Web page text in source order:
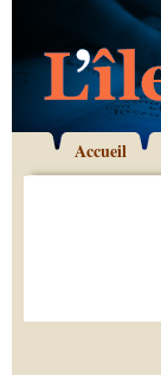
Accueil